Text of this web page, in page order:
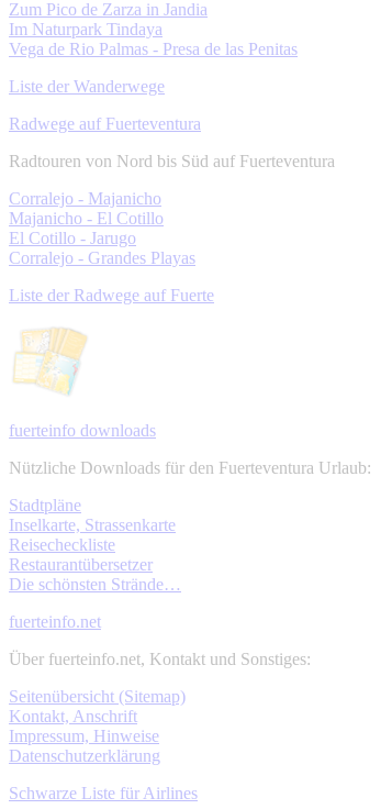
Zum Pico de Zarza in Jandia
Im Naturpark Tindaya
Vega de Rio Palmas - Presa de las Penitas
Liste der Wanderwege
Radwege auf Fuerteventura
Radtouren von Nord bis Süd auf Fuerteventura
Corralejo - Majanicho
Majanicho - El Cotillo
El Cotillo - Jarugo
Corralejo - Grandes Playas
Liste der Radwege auf Fuerte
fuerteinfo downloads
Nützliche Downloads für den Fuerteventura Urlaub:
Stadtpläne
Inselkarte, Strassenkarte
Reisecheckliste
Restaurantübersetzer
Die schönsten Strände…
fuerteinfo.net
Über fuerteinfo.net, Kontakt und Sonstiges:
Seitenübersicht (Sitemap)
Kontakt, Anschrift
Impressum, Hinweise
Datenschutzerklärung
Schwarze Liste für Airlines